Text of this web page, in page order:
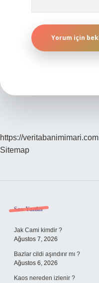
https://veritabanimimari.com
Sitemap
Sidebar
Son Yazılar
Jak Cami kimdir ?
Ağustos 7, 2026
Bazlar cildi aşındırır mı ?
Ağustos 6, 2026
Kaos nereden izlenir ?